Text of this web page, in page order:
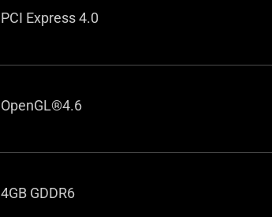
PCI Express 4.0
OpenGL®4.6
4GB GDDR6